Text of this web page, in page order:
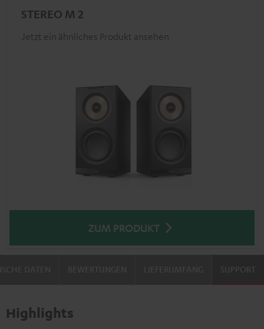
STEREO M 2
Jetzt ein ähnliches Produkt ansehen
ZUM PRODUKT
SUPPORT
Highlights